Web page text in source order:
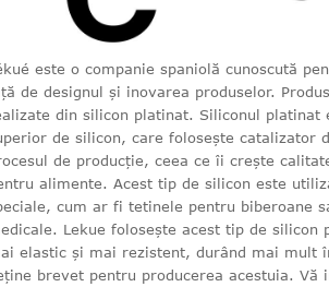
este o companie spaniolă cunoscută
de designul și inovarea produselor.
din silicon platinat. Siliconul platinat
de silicon, care folosește catalizator
de producție, ceea ce îi crește
alimente. Acest tip de silicon este
cum ar fi tetinele pentru biberoane
Lekue folosește acest tip de silicon
elastic și mai rezistent, durând mai mult
brevet pentru producerea acestuia. Vă